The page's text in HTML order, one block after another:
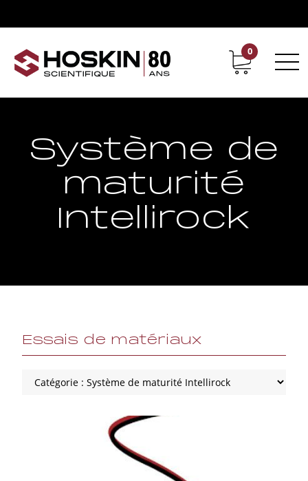
Support Carrières chez Hoskin
0
Système de
maturité
Intellirock
Essais de matériaux